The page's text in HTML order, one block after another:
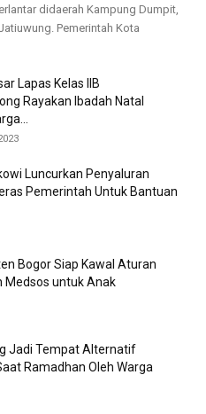
didaerah Kampung Dumpit,
Pemerintah Kota
Lapas Kelas IIB
Rayakan Ibadah Natal
Luncurkan Penyaluran
Pemerintah Untuk Bantuan
Bogor Siap Kawal Aturan
Medsos untuk Anak
Jadi Tempat Alternatif
Ramadhan Oleh Warga